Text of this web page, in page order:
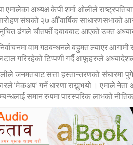
अध्यक्ष केपी शर्मा ओलीले
संघको २७ औँ वार्षिक साधारणसभाको
ढंगले चौतर्फी दबाबबाट आएको उक्त
वाम गठबन्धनले बहुमत ल्याएर
गरिरहेको टिप्पणी गर्दै आफूहरुले
जनमतबाट सत्ता हस्तान्तरणको संघारमा
‘मेकअप’ गर्ने धारणा राख्नुभयो । एमाले
समान रुपमा पारस्परिक लाभको